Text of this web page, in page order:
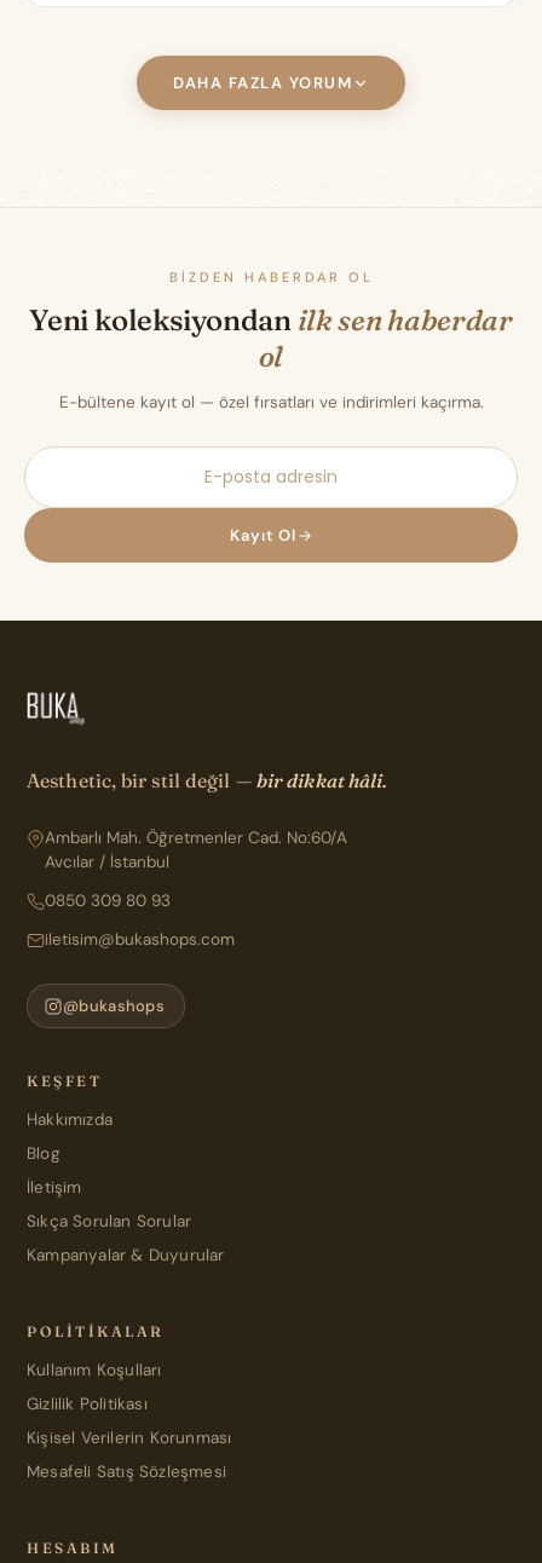
DAHA FAZLA YORUM
BIZDEN HABERDAR OL
Yeni koleksiyondan ilk sen haberdar
ol
E-bültene kayıt ol — özel fırsatları ve indirimleri kaçırma.
Kayıt Ol
Aesthetic, bir stil değil — bir dikkat hâli.
Ambarlı Mah. Öğretmenler Cad. No:60/A
Avcılar / İstanbul
0850 309 80 93
iletisim@bukashops.com
@bukashops
KEŞFET
Hakkımızda
Blog
İletişim
Sıkça Sorulan Sorular
Kampanyalar & Duyurular
POLITIKALAR
Kullanım Koşulları
Gizlilik Politikası
Kişisel Verilerin Korunması
Mesafeli Satış Sözleşmesi
HESABIM